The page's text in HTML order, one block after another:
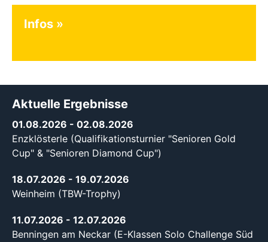
Infos
Aktuelle Ergebnisse
01.08.2026 - 02.08.2026
Enzklösterle (Qualifikationsturnier "Senioren Gold
Cup" & "Senioren Diamond Cup")
18.07.2026 - 19.07.2026
Weinheim (TBW-Trophy)
11.07.2026 - 12.07.2026
Benningen am Neckar (E-Klassen Solo Challenge Süd